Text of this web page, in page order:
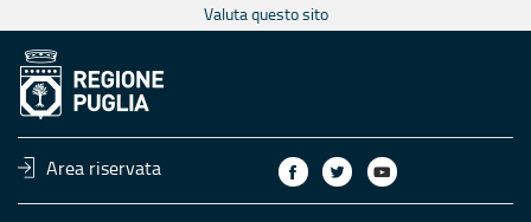
Valuta questo sito
Area riservata